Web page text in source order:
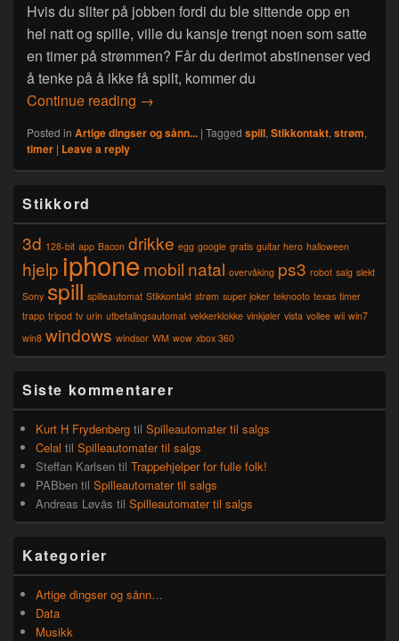
Hvis du sliter på jobben fordi du ble sittende opp en
hel natt og spille, ville du kansje trengt noen som satte
en timer på strømmen? Får du derimot abstinenser ved
å tenke på å ikke få spilt, kommer du
Continue reading Strømlås for stikkontakt
→
Posted in Artige dingser og sånn... | Tagged spill, Stikkontakt, strøm,
timer | Leave a reply
Sidebar
Widget
Area
Stikkord
3d 128-bit app Bacon drikke egg google gratis guitar hero halloween
hjelp iphone mobil natal overvåking ps3 robot salg slekt
Sony spill spilleautomat Stikkontakt strøm super joker teknooto texas timer
trapp tripod tv urin utbetalingsautomat vekkerklokke vinkjøler vista vollee wii win7
win8 windows windsor WM wow xbox 360
Siste kommentarer
Kurt H Frydenberg til Spilleautomater til salgs
Celal til Spilleautomater til salgs
Steffan Karlsen til Trappehjelper for fulle folk!
PABben til Spilleautomater til salgs
Andreas Løvås til Spilleautomater til salgs
Kategorier
Artige dingser og sånn…
Data
Musikk